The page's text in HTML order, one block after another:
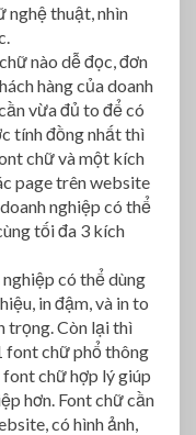
nghệ thuật, nhìn
nào dễ đọc, đơn
hàng của doanh
vừa đủ to để có
tính đồng nhất thì
chữ và một kích
page trên website
nghiệp có thể
tối đa 3 kích
có thể dùng
in đậm, và in to
trọng. Còn lại thì
font chữ phổ thông
chữ hợp lý giúp
hơn. Font chữ cần
có hình ảnh,